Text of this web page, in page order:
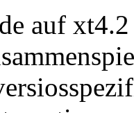
auf